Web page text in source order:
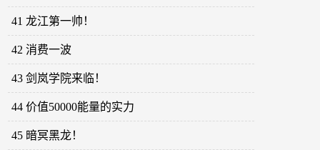
41 龙江第一帅！
42 消费一波
43 剑岚学院来临！
44 价值50000能量的实力
45 暗冥黑龙！